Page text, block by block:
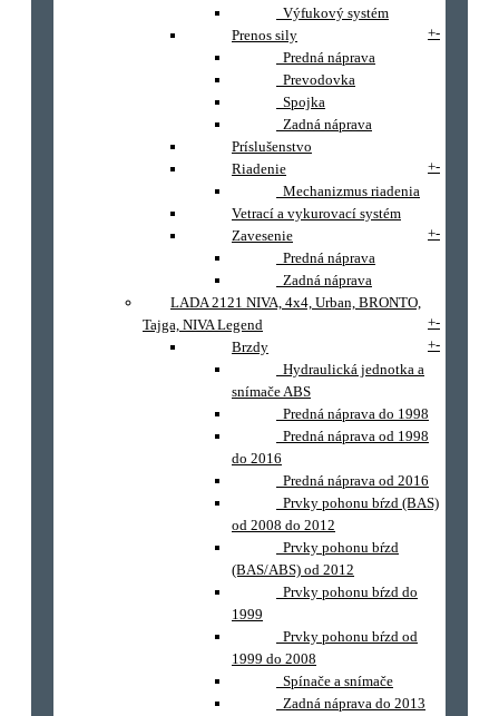
Výfukový systém
Prenos sily
+-
Predná náprava
Prevodovka
Spojka
Zadná náprava
Príslušenstvo
Riadenie
+-
Mechanizmus riadenia
Vetrací a vykurovací systém
Zavesenie
+-
Predná náprava
Zadná náprava
LADA 2121 NIVA, 4x4, Urban, BRONTO,
Tajga, NIVA Legend
+-
Brzdy
+-
Hydraulická jednotka a
snímače ABS
Predná náprava do 1998
Predná náprava od 1998
do 2016
Predná náprava od 2016
Prvky pohonu bŕzd (BAS)
od 2008 do 2012
Prvky pohonu bŕzd
(BAS/ABS) od 2012
Prvky pohonu bŕzd do
1999
Prvky pohonu bŕzd od
1999 do 2008
Spínače a snímače
Zadná náprava do 2013